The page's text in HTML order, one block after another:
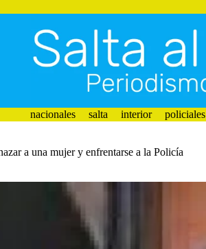
nacionales salta interior policiales
a una mujer y enfrentarse a la Policía